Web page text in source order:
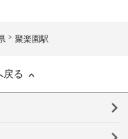
聚楽園駅
戻る